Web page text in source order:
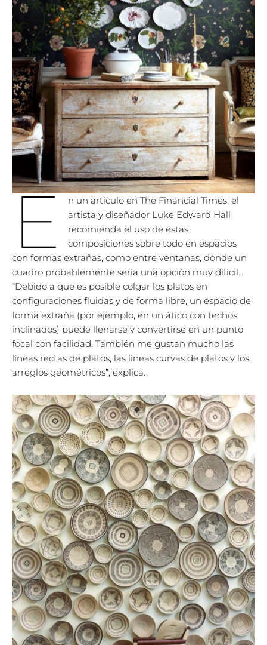
E n un artículo en The Financial Times, el
artista y diseñador Luke Edward Hall
recomienda el uso de estas
composiciones sobre todo en espacios
con formas extrañas, como entre ventanas, donde un
cuadro probablemente sería una opción muy difícil.
“Debido a que es posible colgar los platos en
configuraciones fluidas y de forma libre, un espacio de
forma extraña (por ejemplo, en un ático con techos
inclinados) puede llenarse y convertirse en un punto
focal con facilidad. También me gustan mucho las
líneas rectas de platos, las líneas curvas de platos y los
arreglos geométricos”, explica.